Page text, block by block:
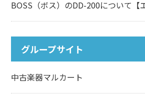
BOSS（ボス）のDD-200について【
グループサイト
中古楽器マルカート